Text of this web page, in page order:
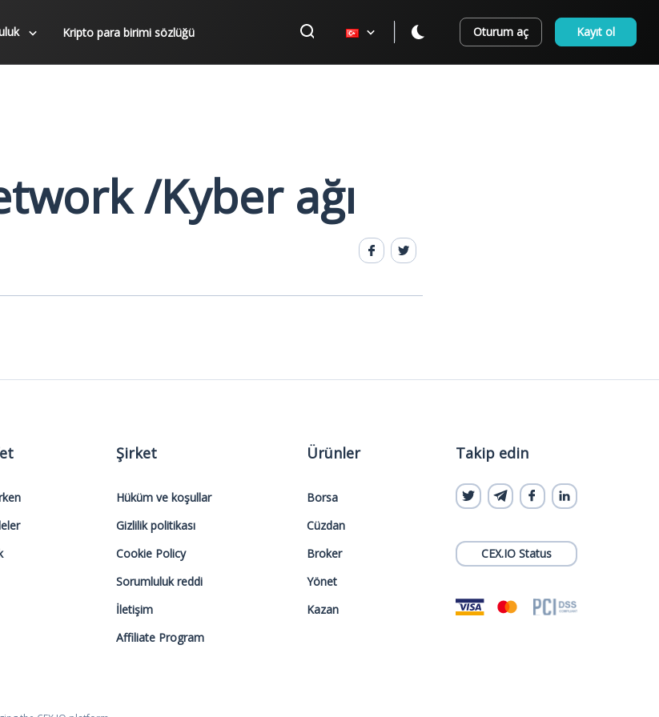
Kripto para birimi sözlüğü Oturum aç Kayıt ol
/Kyber ağı
Şirket
Hüküm ve koşullar
Gizlilik politikası
Cookie Policy
Sorumluluk reddi
İletişim
Affiliate Program
Ürünler
Borsa
Cüzdan
Broker
Yönet
Kazan
Takip edin
CEX.IO Status